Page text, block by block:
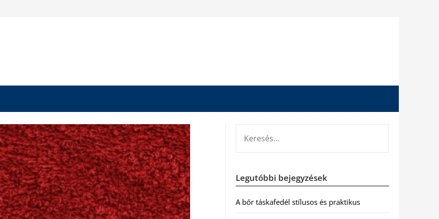
Legutóbbi bejegyzések
A bőr táskafedél stílusos és praktikus